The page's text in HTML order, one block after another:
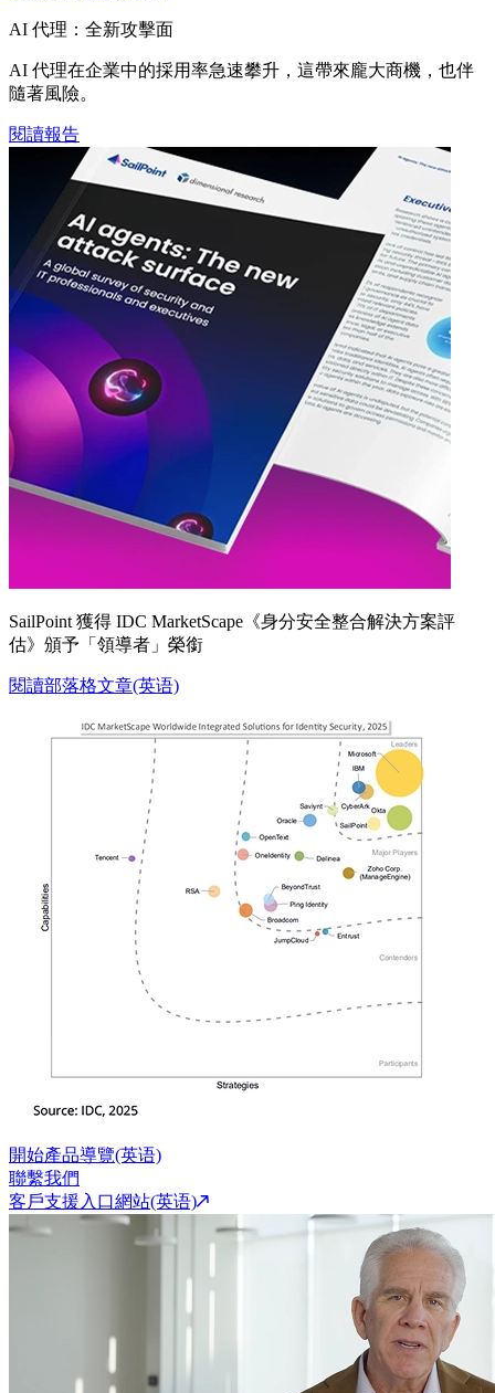
AI 代理：全新攻擊面
AI 代理在企業中的採用率急速攀升，這帶來龐大商機，也伴
隨著風險。
閱讀報告
SailPoint 獲得 IDC MarketScape《身分安全整合解決方案評
估》頒予「領導者」榮銜
閱讀部落格文章(英语)
開始產品導覽(英语)
聯繫我們
客戶支援入口網站(英语)